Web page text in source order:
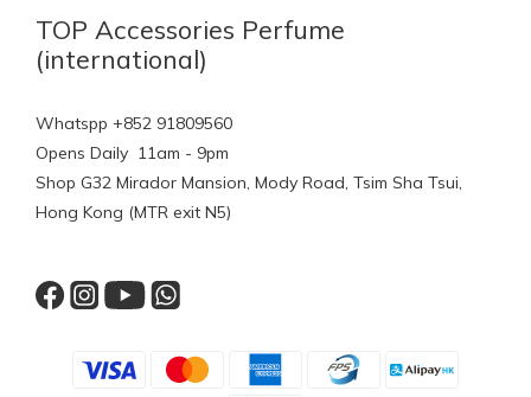
TOP Accessories Perfume
(international)
Whatspp +852 91809560
Opens Daily 11am - 9pm
Shop G32 Mirador Mansion, Mody Road, Tsim Sha Tsui,
Hong Kong (MTR exit N5)